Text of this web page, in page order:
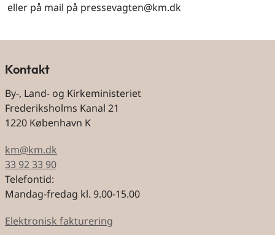
eller på mail på pressevagten@km.dk
Kontakt
By-, Land- og Kirkeministeriet
Frederiksholms Kanal 21
1220 København K
km@km.dk
33 92 33 90
Telefontid:
Mandag-fredag kl. 9.00-15.00
Elektronisk fakturering